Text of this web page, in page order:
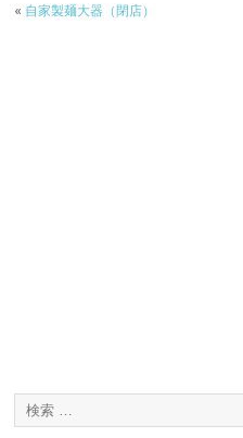
« 自家製麺大器（閉店）